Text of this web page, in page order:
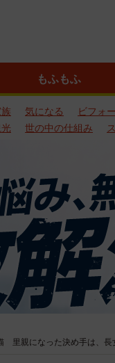
もふもふ
気になる ビフォ
世の中の仕組み
里親になった決め手は、長